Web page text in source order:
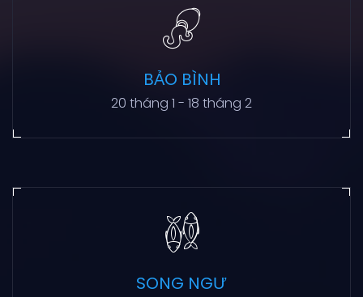
BẢO BÌNH
20 tháng 1 - 18 tháng 2
SONG NGƯ